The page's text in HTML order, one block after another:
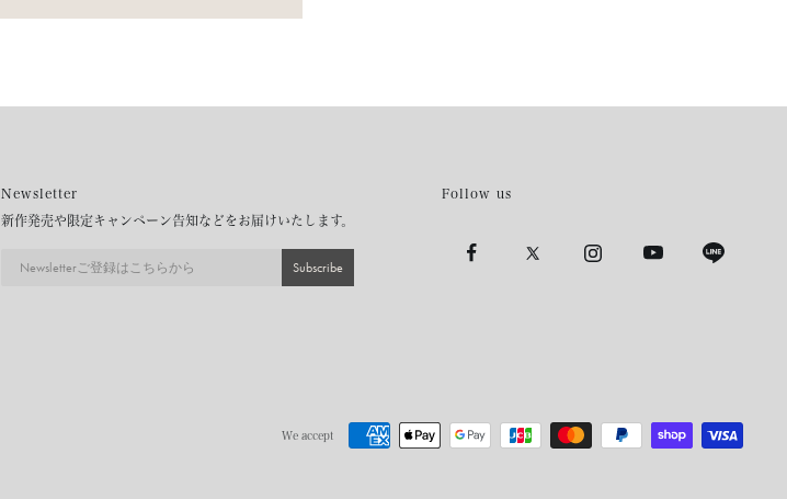
Newsletter
新作発売や限定キャンペーン告知などをお届けいたします。
Subscribe
Follow us
We accept